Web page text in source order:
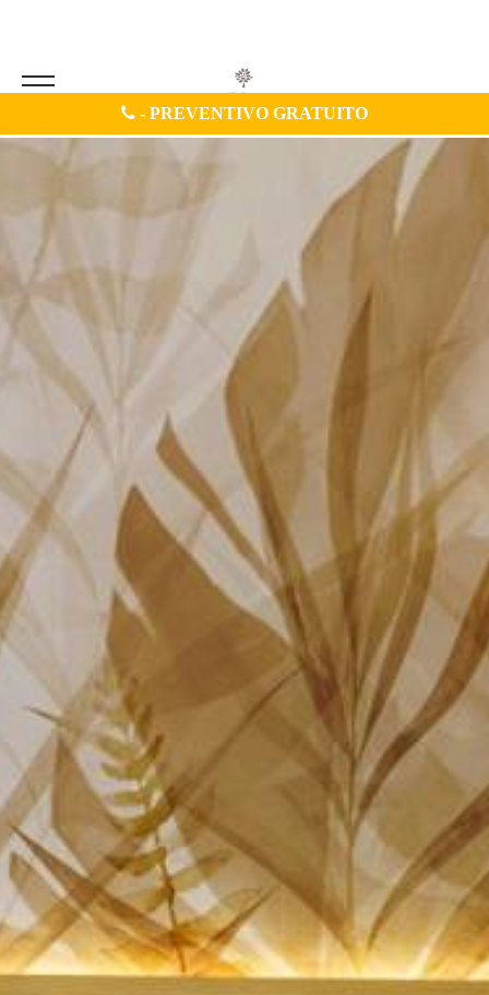
- PREVENTIVO GRATUITO